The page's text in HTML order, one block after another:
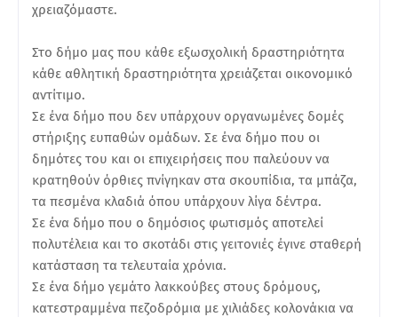
χρειαζόμαστε.
Στο δήμο μας που κάθε εξωσχολική δραστηριότητα
κάθε αθλητική δραστηριότητα χρειάζεται οικονομικό
αντίτιμο.
Σε ένα δήμο που δεν υπάρχουν οργανωμένες δομές
στήριξης ευπαθών ομάδων. Σε ένα δήμο που οι
δημότες του και οι επιχειρήσεις που παλεύουν να
κρατηθούν όρθιες πνίγηκαν στα σκουπίδια, τα μπάζα,
τα πεσμένα κλαδιά όπου υπάρχουν λίγα δέντρα.
Σε ένα δήμο που ο δημόσιος φωτισμός αποτελεί
πολυτέλεια και το σκοτάδι στις γειτονιές έγινε σταθερή
κατάσταση τα τελευταία χρόνια.
Σε ένα δήμο γεμάτο λακκούβες στους δρόμους,
κατεστραμμένα πεζοδρόμια με χιλιάδες κολονάκια να